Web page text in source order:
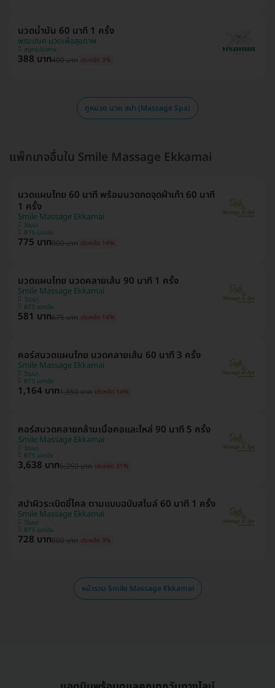
นวดน้ำมัน 60 นาที 1 ครั้ง
พรฆเณศ นวดเพื่อสุขภาพ
สมุทรปราการ
388 บาท400 บาท ประหยัด 3%
ดูหมวด นวด สปา (Massage Spa)
แพ็กเกจอื่นใน Smile Massage Ekkamai
นวดแผนไทย 60 นาที พร้อมนวดกดจุดฝ่าเท้า 60 นาที
1 ครั้ง
Smile Massage Ekkamai
วัฒนา
BTS เอกมัย
775 บาท900 บาท ประหยัด 14%
นวดแผนไทย นวดคลายเส้น 90 นาที 1 ครั้ง
Smile Massage Ekkamai
วัฒนา
BTS เอกมัย
581 บาท675 บาท ประหยัด 14%
คอร์สนวดแผนไทย นวดคลายเส้น 60 นาที 3 ครั้ง
Smile Massage Ekkamai
วัฒนา
BTS เอกมัย
1,164 บาท1,350 บาท ประหยัด 14%
คอร์สนวดคลายกล้ามเนื้อคอและไหล่ 90 นาที 5 ครั้ง
Smile Massage Ekkamai
วัฒนา
BTS เอกมัย
3,638 บาท5,250 บาท ประหยัด 31%
สปาผิวระเบิดขี้ไคล ตามแบบฉบับสไมล์ 60 นาที 1 ครั้ง
Smile Massage Ekkamai
วัฒนา
BTS เอกมัย
728 บาท800 บาท ประหยัด 9%
หน้ารวม Smile Massage Ekkamai